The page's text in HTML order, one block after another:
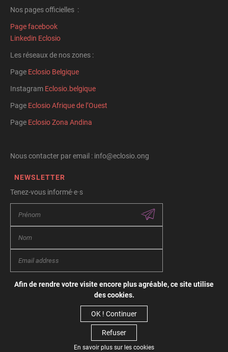
Nos pages officielles :
Page facebook
Linkedin Eclosio
Les réseaux de nos zones :
Page Eclosio Belgique
Instagram Eclosio.belgique
Page Eclosio Afrique de l’Ouest
Page Eclosio Zona Andina
Nous contacter par email : info@eclosio.ong
NEWSLETTER
Tenez-vous informé·e·s
Conditions générales d’utilisation
© Copyright 2026 Eclosio - Tous droits réservés
Afin de rendre votre visite encore plus agréable, ce site utilise
des cookies.
OK ! Continuer
Refuser
En savoir plus sur les cookies